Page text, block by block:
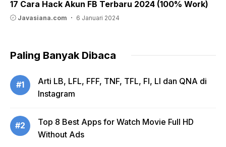
17 Cara Hack Akun FB Terbaru 2024 (100% Work)
Javasiana.com 6 Januari 2024
Paling Banyak Dibaca
#1
Arti LB, LFL, FFF, TNF, TFL, FI, LI dan QNA di
Instagram
#2
Top 8 Best Apps for Watch Movie Full HD
Without Ads